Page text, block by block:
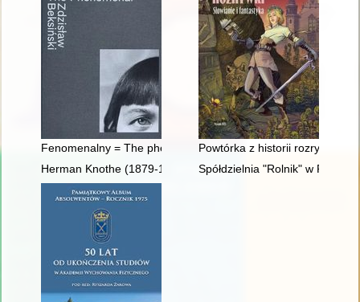
Fenomenalny = The phenomenal Zdzisław Beksiński
Powtórka z historii rozrywki :
Herman Knothe (1879-1961) : twórca historii polskiego
Spółdzielnia "Rolnik" w